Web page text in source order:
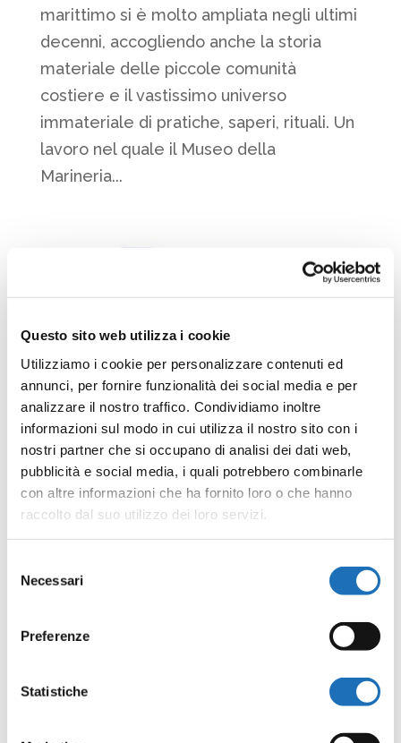
Questo sito web utilizza i cookie
Utilizziamo i cookie per personalizzare contenuti ed
annunci, per fornire funzionalità dei social media e per
analizzare il nostro traffico. Condividiamo inoltre
informazioni sul modo in cui utilizza il nostro sito con i
nostri partner che si occupano di analisi dei dati web,
pubblicità e social media, i quali potrebbero combinarle
con altre informazioni che ha fornito loro o che hanno
raccolto dal suo utilizzo dei loro servizi.
delNecessari
Preferenze
Statistiche
marittimo si è molto ampliata negli ultimi
decenni, accogliendo anche la storia
materiale delle piccole comunità
costiere e il vastissimo universo
immateriale di pratiche, saperi, rituali. Un
lavoro nel quale il Museo della
Marineria...
Adriatic PortLand: un nuovo progetto europeo
nuovo progetto europeo (programma